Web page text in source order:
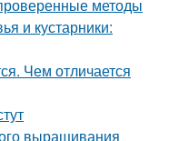
методы
и кустарники:
Чем отличается
выращивания